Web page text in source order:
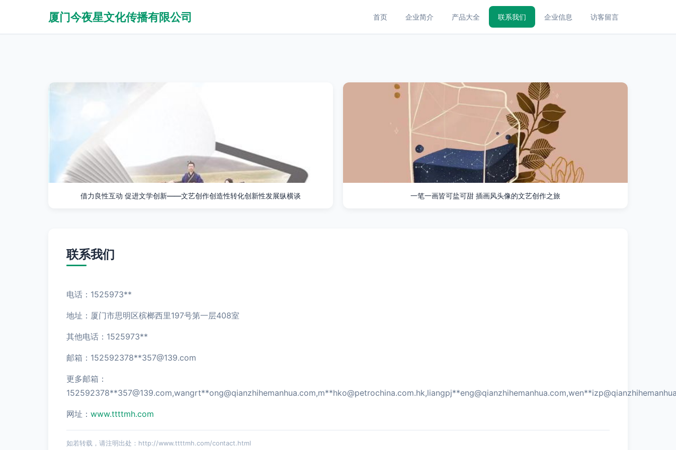
厦门今夜星文化传播有限公司 首页 企业简介 产品大全 联系我们 企业信息 访客留言
借力良性互动 促进文学创新——文艺创作创造性转化创新性发展纵横谈 一笔一画皆可盐可甜 插画风头像的文艺创作之旅
联系我们
电话：1525973**
地址：厦门市思明区槟榔西里197号第一层408室
其他电话：1525973**
邮箱：152592378**357@139.com
更多邮箱：
152592378**357@139.com,wangrt**ong@qianzhihemanhua.com,m**hko@petrochina.com.hk,liangpj**eng@qianzhihemanhua.com,wen**
网址： www.ttttmh.com
如若转载，请注明出处：http://www.ttttmh.com/contact.html